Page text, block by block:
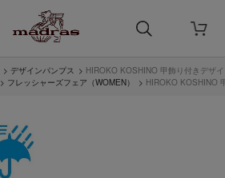
> デザインパンプス > HIROKO KOSHINO 甲飾り付きデザ
> フレッシャーズフェア（WOMEN） > HIROKO KOSHINO